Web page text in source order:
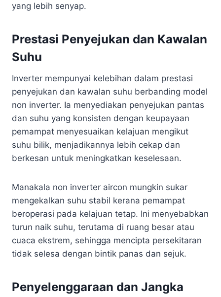
yang lebih senyap.
Prestasi Penyejukan dan Kawalan
Suhu
Inverter mempunyai kelebihan dalam prestasi
penyejukan dan kawalan suhu berbanding model
non inverter. Ia menyediakan penyejukan pantas
dan suhu yang konsisten dengan keupayaan
pemampat menyesuaikan kelajuan mengikut
suhu bilik, menjadikannya lebih cekap dan
berkesan untuk meningkatkan keselesaan.
Manakala non inverter aircon mungkin sukar
mengekalkan suhu stabil kerana pemampat
beroperasi pada kelajuan tetap. Ini menyebabkan
turun naik suhu, terutama di ruang besar atau
cuaca ekstrem, sehingga mencipta persekitaran
tidak selesa dengan bintik panas dan sejuk.
Penyelenggaraan dan Jangka